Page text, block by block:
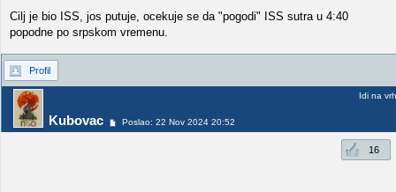
Cilj je bio ISS, jos putuje, ocekuje se da "pogodi" ISS sutra u 4:40
popodne po srpskom vremenu.
Profil
Kubovac Poslao: 22 Nov 2024 20:52
Idi na vrh
16